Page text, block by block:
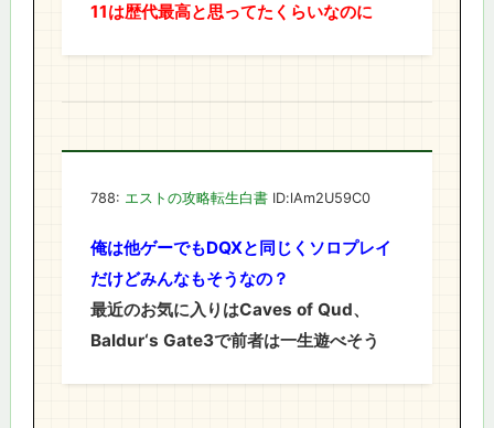
11は歴代最高と思ってたくらいなのに
788: エストの攻略転生白書 ID:lAm2U59C0
俺は他ゲーでもDQXと同じくソロプレイ
だけどみんなもそうなの？
最近のお気に入りはCaves of Qud、
Baldur‘s Gate3で前者は一生遊べそう